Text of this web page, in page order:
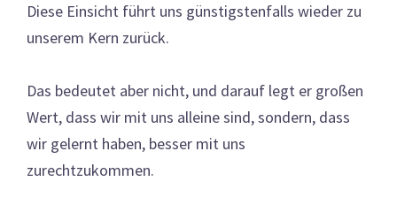
Diese Einsicht führt uns günstigstenfalls wieder zu
unserem Kern zurück.
Das bedeutet aber nicht, und darauf legt er großen
Wert, dass wir mit uns alleine sind, sondern, dass
wir gelernt haben, besser mit uns
zurechtzukommen.